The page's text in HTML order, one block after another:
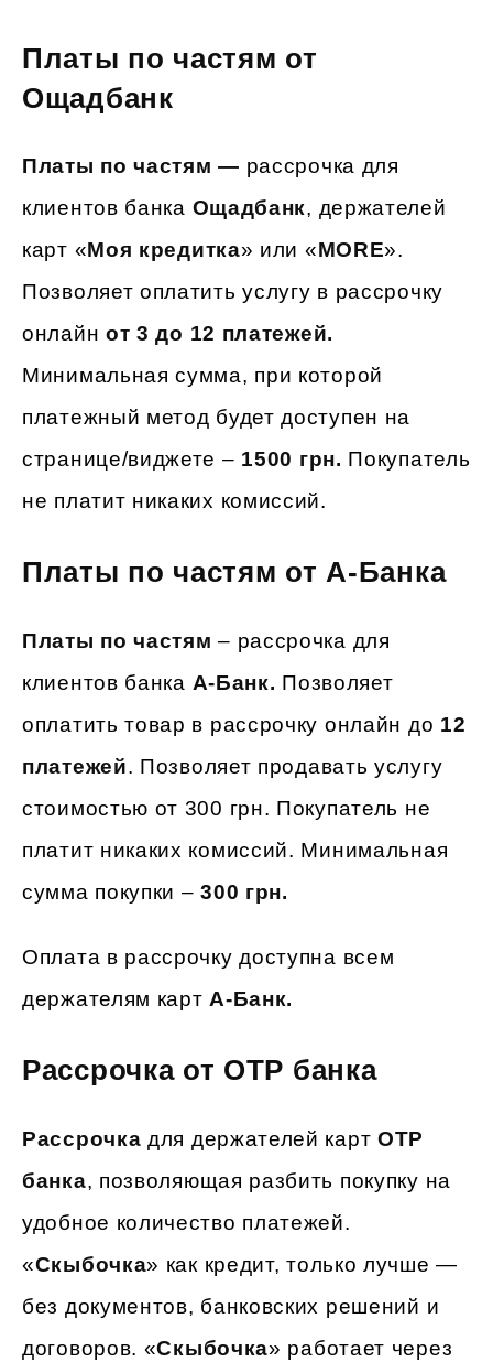
Платы по частям от
Ощадбанк
Платы по частям — рассрочка для
клиентов банка Ощадбанк, держателей
карт «Моя кредитка» или «MORE».
Позволяет оплатить услугу в рассрочку
онлайн от 3 до 12 платежей.
Минимальная сумма, при которой
платежный метод будет доступен на
странице/виджете – 1500 грн. Покупатель
не платит никаких комиссий.
Платы по частям от А-Банка
Платы по частям – рассрочка для
клиентов банка А-Банк. Позволяет
оплатить товар в рассрочку онлайн до 12
платежей. Позволяет продавать услугу
стоимостью от 300 грн. Покупатель не
платит никаких комиссий. Минимальная
сумма покупки –300 грн.
Оплата в рассрочку доступна всем
держателям карт А-Банк.
Рассрочка от ОТР банка
Рассрочка для держателей карт OTP
банка, позволяющая разбить покупку на
удобное количество платежей.
«Скыбочка» как кредит, только лучше —
без документов, банковских решений и
договоров. «Скыбочка» работает через